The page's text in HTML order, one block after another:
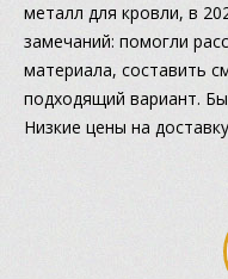
металл для кровли, в
замечаний: помогли
материала, составить
подходящий вариант.
Низкие цены на